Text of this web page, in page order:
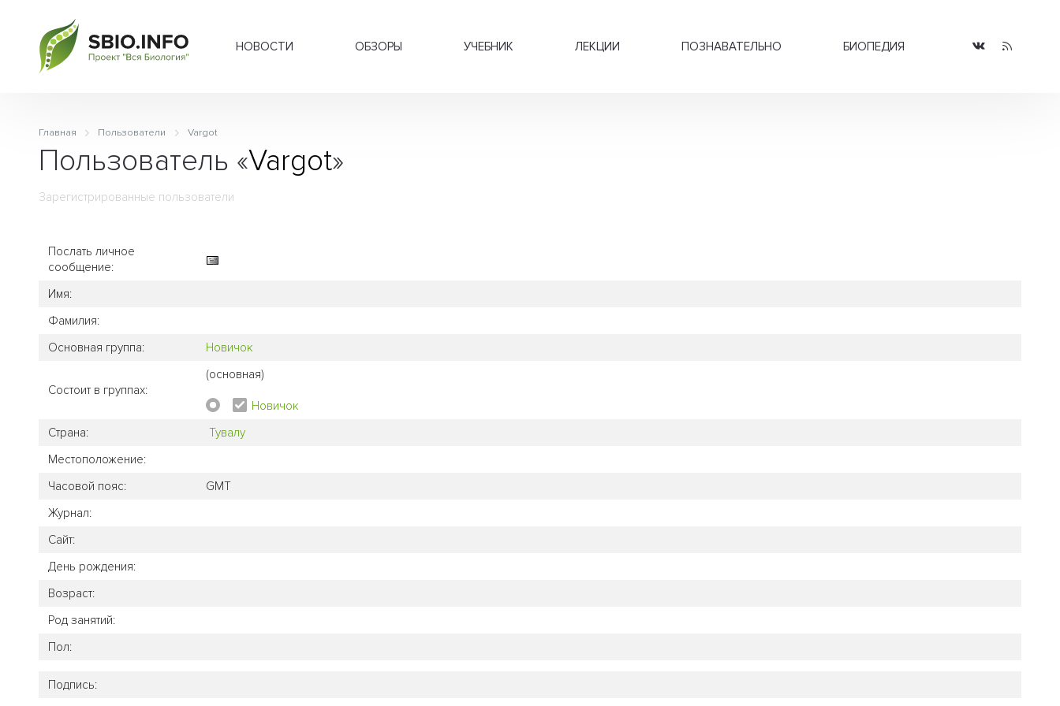
НОВОСТИ ОБЗОРЫ УЧЕБНИК ЛЕКЦИИ ПОЗНАВАТЕЛЬНО БИОПЕДИЯ
Главная Пользователи Vargot
Пользователь «Vargot»
Зарегистрированные пользователи
Послать личное
сообщение:
Имя:
Фамилия:
Основная группа:
Новичок
Состоит в группах:
(основная)
Новичок
Страна:
Тувалу
Местоположение:
Часовой пояс:
GMT
Журнал:
Сайт:
День рождения:
Возраст:
Род занятий:
Пол:
Подпись: